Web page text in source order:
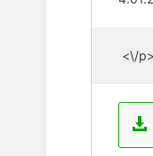
<\/p>